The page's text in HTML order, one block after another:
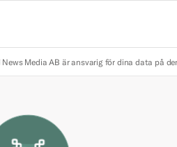
Media AB är ansvarig för dina data på